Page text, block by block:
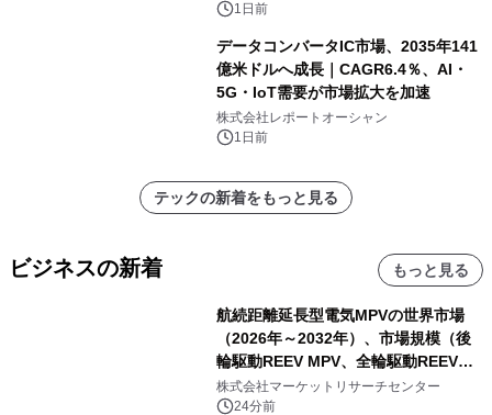
1日前
データコンバータIC市場、2035年141
億米ドルへ成長｜CAGR6.4％、AI・
5G・IoT需要が市場拡大を加速
株式会社レポートオーシャン
1日前
テックの新着をもっと見る
ビジネスの新着 もっと見る
航続距離延長型電気MPVの世界市場
（2026年～2032年）、市場規模（後
輪駆動REEV MPV、全輪駆動REEV
MPV）・分析レポートを発表
株式会社マーケットリサーチセンター
24分前